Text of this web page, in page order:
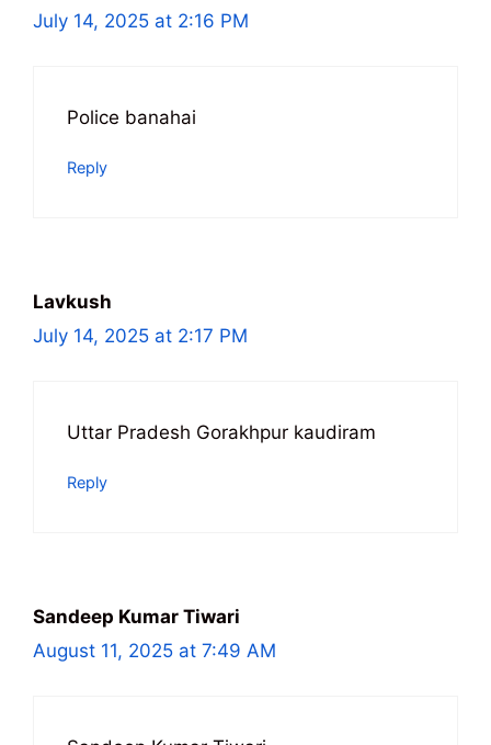
July 14, 2025 at 2:16 PM
Police banahai
Reply
Lavkush
July 14, 2025 at 2:17 PM
Uttar Pradesh Gorakhpur kaudiram
Reply
Sandeep Kumar Tiwari
August 11, 2025 at 7:49 AM